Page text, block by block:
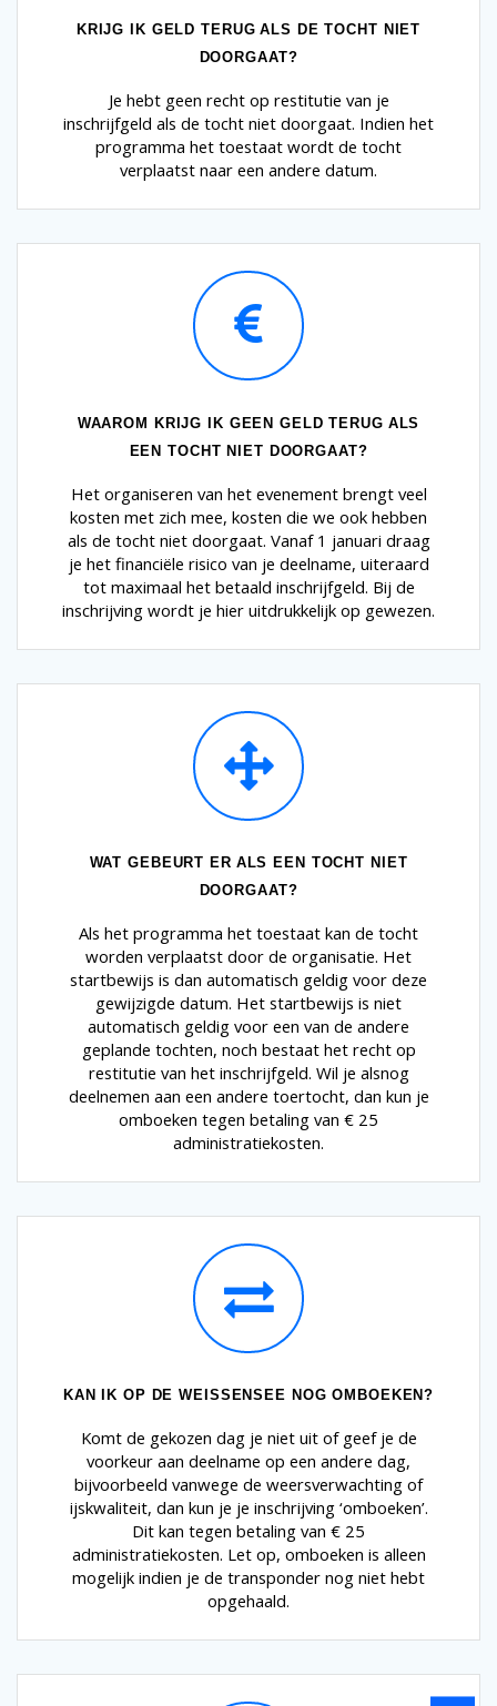
KRIJG IK GELD TERUG ALS DE TOCHT NIET
DOORGAAT?
Je hebt geen recht op restitutie van je
inschrijfgeld als de tocht niet doorgaat. Indien het
programma het toestaat wordt de tocht
verplaatst naar een andere datum.
WAAROM KRIJG IK GEEN GELD TERUG ALS
EEN TOCHT NIET DOORGAAT?
Het organiseren van het evenement brengt veel
kosten met zich mee, kosten die we ook hebben
als de tocht niet doorgaat. Vanaf 1 januari draag
je het financiële risico van je deelname, uiteraard
tot maximaal het betaald inschrijfgeld. Bij de
inschrijving wordt je hier uitdrukkelijk op gewezen.
WAT GEBEURT ER ALS EEN TOCHT NIET
DOORGAAT?
Als het programma het toestaat kan de tocht
worden verplaatst door de organisatie. Het
startbewijs is dan automatisch geldig voor deze
gewijzigde datum. Het startbewijs is niet
automatisch geldig voor een van de andere
geplande tochten, noch bestaat het recht op
restitutie van het inschrijfgeld. Wil je alsnog
deelnemen aan een andere toertocht, dan kun je
omboeken tegen betaling van € 25
administratiekosten.
KAN IK OP DE WEISSENSEE NOG OMBOEKEN?
Komt de gekozen dag je niet uit of geef je de
voorkeur aan deelname op een andere dag,
bijvoorbeeld vanwege de weersverwachting of
ijskwaliteit, dan kun je je inschrijving ‘omboeken’.
Dit kan tegen betaling van € 25
administratiekosten. Let op, omboeken is alleen
mogelijk indien je de transponder nog niet hebt
opgehaald.